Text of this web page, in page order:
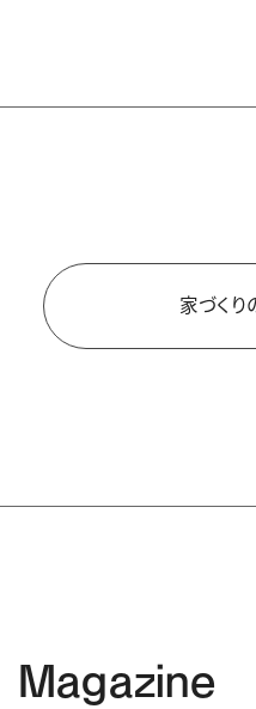
土地面積
304.66㎡（92.16坪)
建ぺい率
家づくり
Magazine